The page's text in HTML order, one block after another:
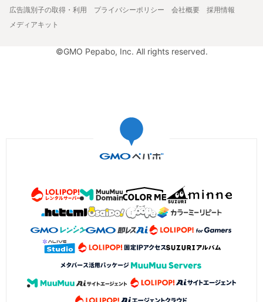
広告識別子の取得・利用
プライバシーポリシー 会社概要
採用情報
メディアキット
©GMO Pepabo, Inc. All rights reserved.